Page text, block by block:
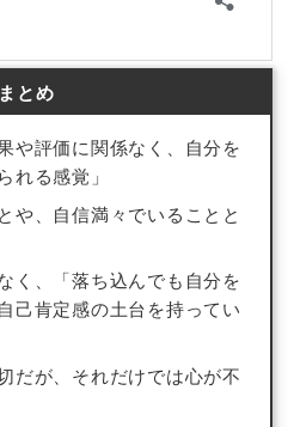
まとめ
や評価に関係なく、自分を
れる感覚」
や、自信満々でいることと
く、「落ち込んでも自分を
己肯定感の土台を持ってい
だが、それだけでは心が不